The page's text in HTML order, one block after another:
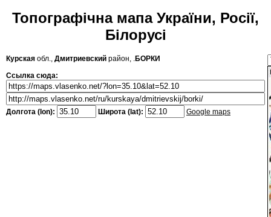
Топографічна мапа України, Росії,
Білорусі
Курская обл., Дмитриевский район, .БОРКИ
Ссылка сюда:
Долгота (lon): Широта (lat): Google maps